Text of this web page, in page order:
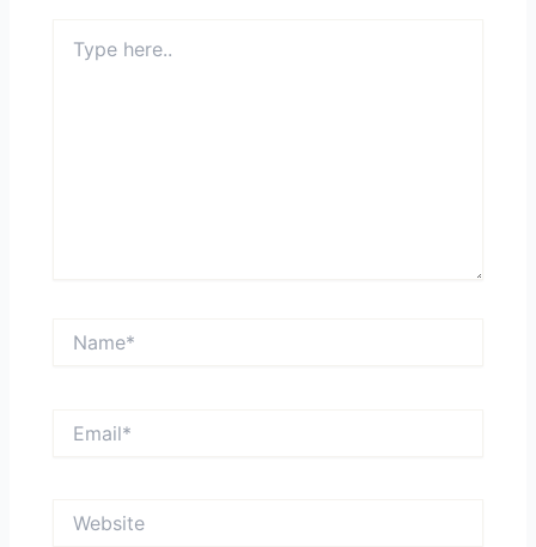
here..